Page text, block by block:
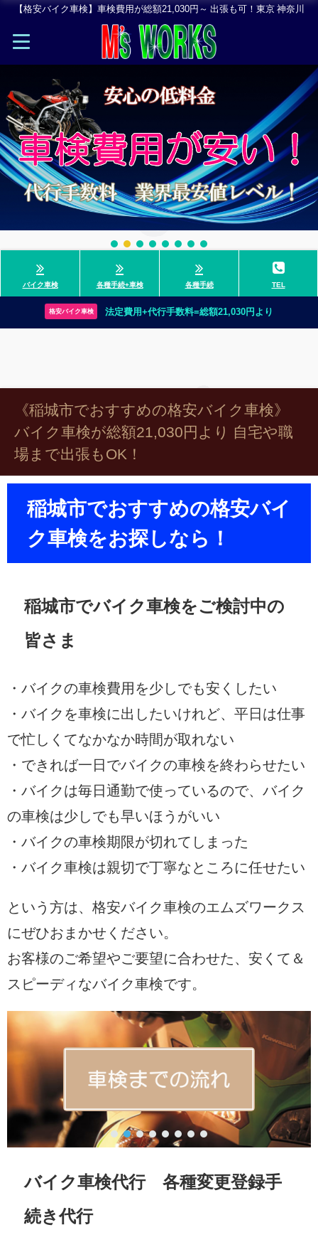
【格安バイク車検】車検費用が総額21,030円～ 出張も可！東京 神奈川
バイク車検 各種手続+車検 各種手続 TEL
格安バイク車検 法定費用+代行手数料=総額21,030円より
《稲城市でおすすめの格安バイク車検》
バイク車検が総額21,030円より 自宅や職
場まで出張もOK！
稲城市でおすすめの格安バイ
ク車検をお探しなら！
稲城市でバイク車検をご検討中の
皆さま
・バイクの車検費用を少しでも安くしたい
・バイクを車検に出したいけれど、平日は仕事
で忙しくてなかなか時間が取れない
・できれば一日でバイクの車検を終わらせたい
・バイクは毎日通勤で使っているので、バイク
の車検は少しでも早いほうがいい
・バイクの車検期限が切れてしまった
・バイク車検は親切で丁寧なところに任せたい
という方は、格安バイク車検のエムズワークス
にぜひおまかせください。
お客様のご希望やご要望に合わせた、安くて＆
スピーディなバイク車検です。
バイク車検代行 各種変更登録手
続き代行